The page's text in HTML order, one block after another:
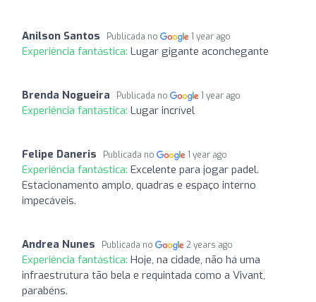
Anilson Santos Publicada no 1 year ago
Experiência fantástica: Lugar gigante aconchegante
Brenda Nogueira Publicada no 1 year ago
Experiência fantástica: Lugar incrível
Felipe Daneris Publicada no 1 year ago
Experiência fantástica: Excelente para jogar padel.
Estacionamento amplo, quadras e espaço interno
impecáveis.
Andrea Nunes Publicada no 2 years ago
Experiência fantástica: Hoje, na cidade, não há uma
infraestrutura tão bela e requintada como a Vivant,
parabéns.